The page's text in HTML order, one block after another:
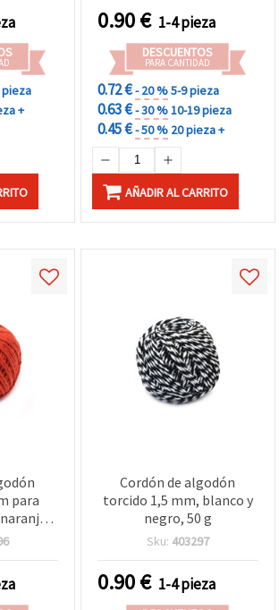
pieza
+
0.90€ 1-4 pieza
DESCUENTOS
PARA CANTIDAD
0.72 €- 20 %5-9 pieza
0.63 €- 30 %10-19 pieza
0.45 €- 50 % 20 pieza +
AÑADIR AL CARRITO
para
-
Cordón de algodón
torcido 1,5 mm, blanco y
negro, 50 g
Sku: 403297
0.90€ 1-4 pieza